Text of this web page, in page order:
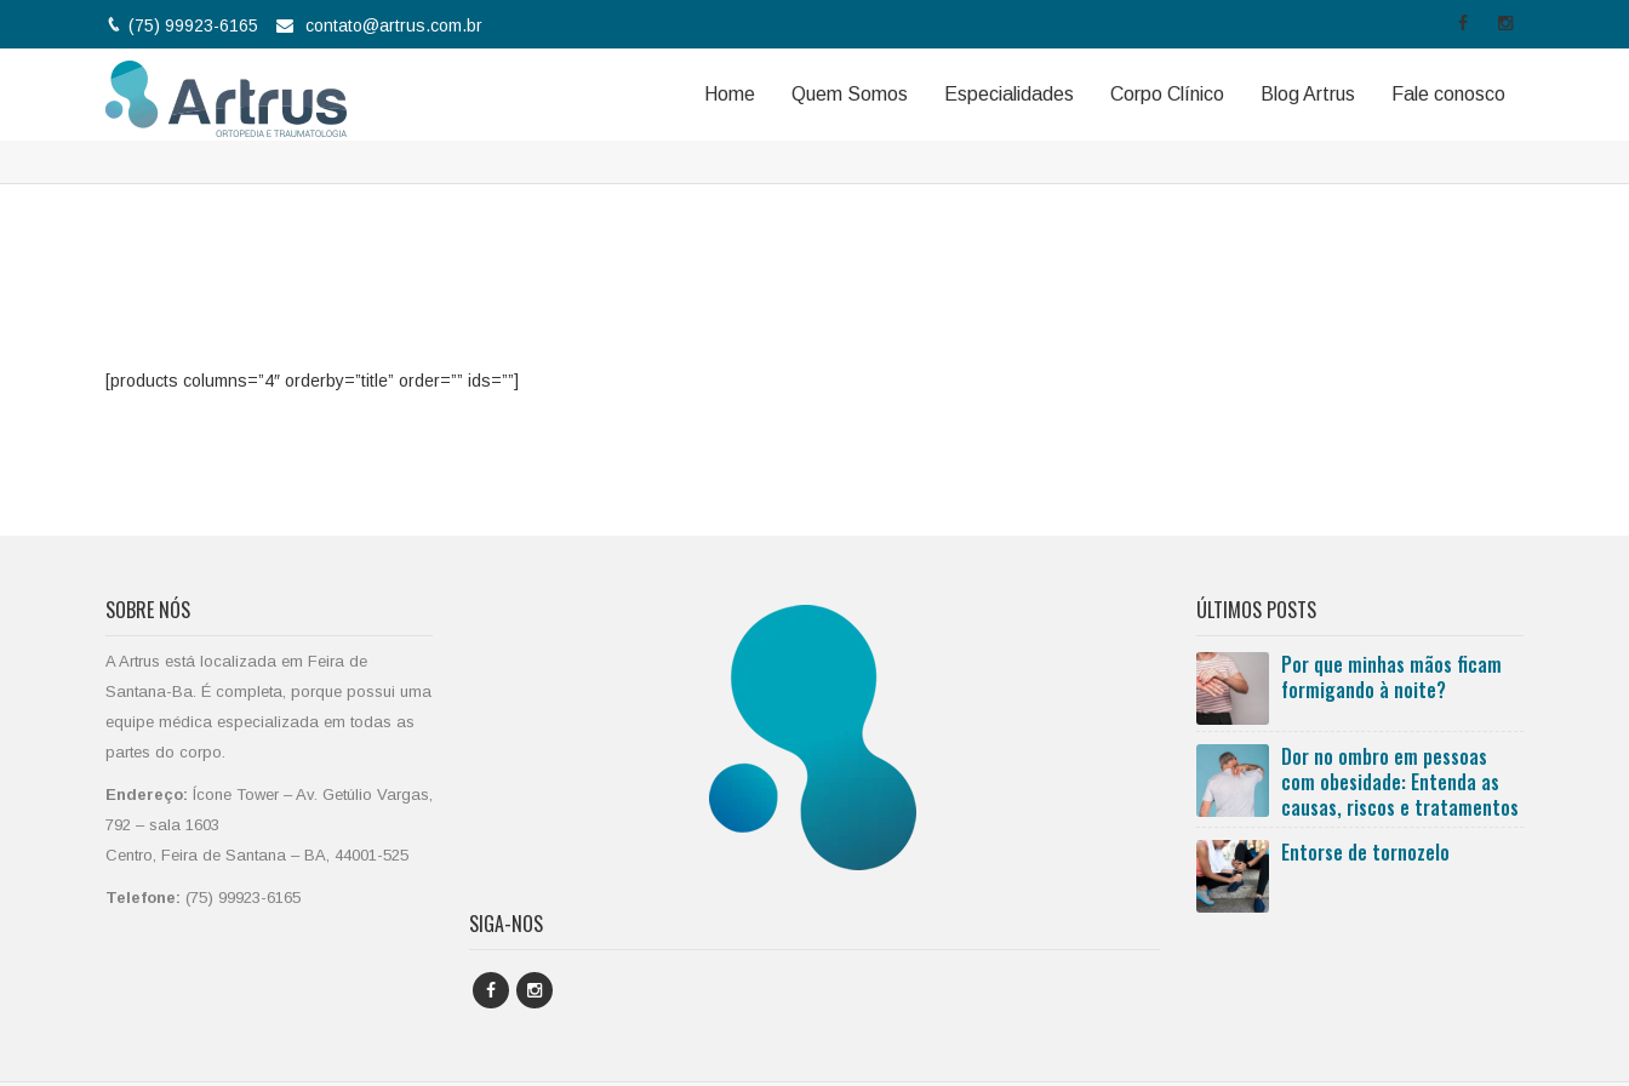
(75) 99923-6165 contato@artrus.com.br
Home Quem Somos Especialidades Corpo Clínico Blog Artrus Fale conosco
4 Column Home / 4 Column
[products columns=”4″ orderby=”title” order=”” ids=””]
SOBRE NÓS
A Artrus está localizada em Feira de
Santana-Ba. É completa, porque possui uma
equipe médica especializada em todas as
partes do corpo.
Endereço: Ícone Tower – Av. Getúlio Vargas,
792 – sala 1603
Centro, Feira de Santana – BA, 44001-525
Telefone: (75) 99923-6165
SIGA-NOS
ÚLTIMOS POSTS
Por que minhas mãos ficam
formigando à noite?
Dor no ombro em pessoas
com obesidade: Entenda as
causas, riscos e tratamentos
Entorse de tornozelo